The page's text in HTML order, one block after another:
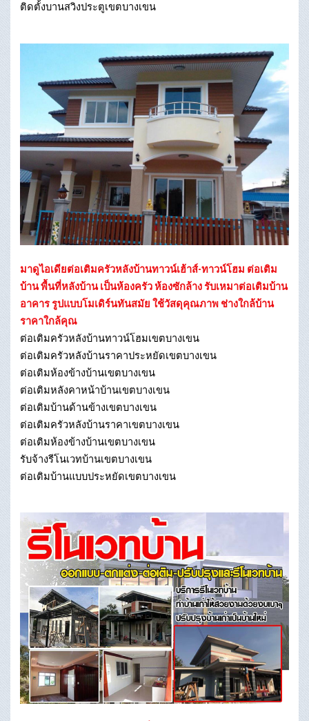
ติดตั้งบานสวิงประตูเขตบางเขน
มาดูไอเดียต่อเติมครัวหลังบ้านทาวน์เฮ้าส์-ทาวน์โฮม ต่อเติม
บ้าน พื้นที่หลังบ้าน เป็นห้องครัว ห้องซักล้าง รับเหมาต่อเติมบ้าน
อาคาร รูปแบบโมเดิร์นทันสมัย ใช้วัสดุคุณภาพ ช่างใกล้บ้าน
ราคาใกล้คุณ
ต่อเติมครัวหลังบ้านทาวน์โฮมเขตบางเขน
ต่อเติมครัวหลังบ้านราคาประหยัดเขตบางเขน
ต่อเติมห้องข้างบ้านเขตบางเขน
ต่อเติมหลังคาหน้าบ้านเขตบางเขน
ต่อเติมบ้านด้านข้างเขตบางเขน
ต่อเติมครัวหลังบ้านราคาเขตบางเขน
ต่อเติมห้องข้างบ้านเขตบางเขน
รับจ้างรีโนเวทบ้านเขตบางเขน
ต่อเติมบ้านแบบประหยัดเขตบางเขน